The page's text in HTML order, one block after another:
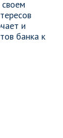
и
банка к